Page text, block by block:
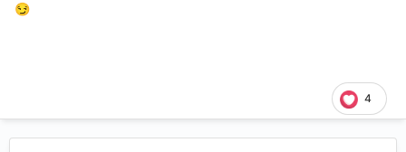
😏
4